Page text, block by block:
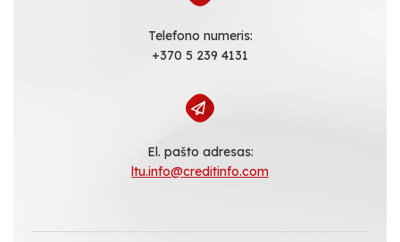
Telefono numeris:
+370 5 239 4131
El. pašto adresas:
ltu.info@creditinfo.com